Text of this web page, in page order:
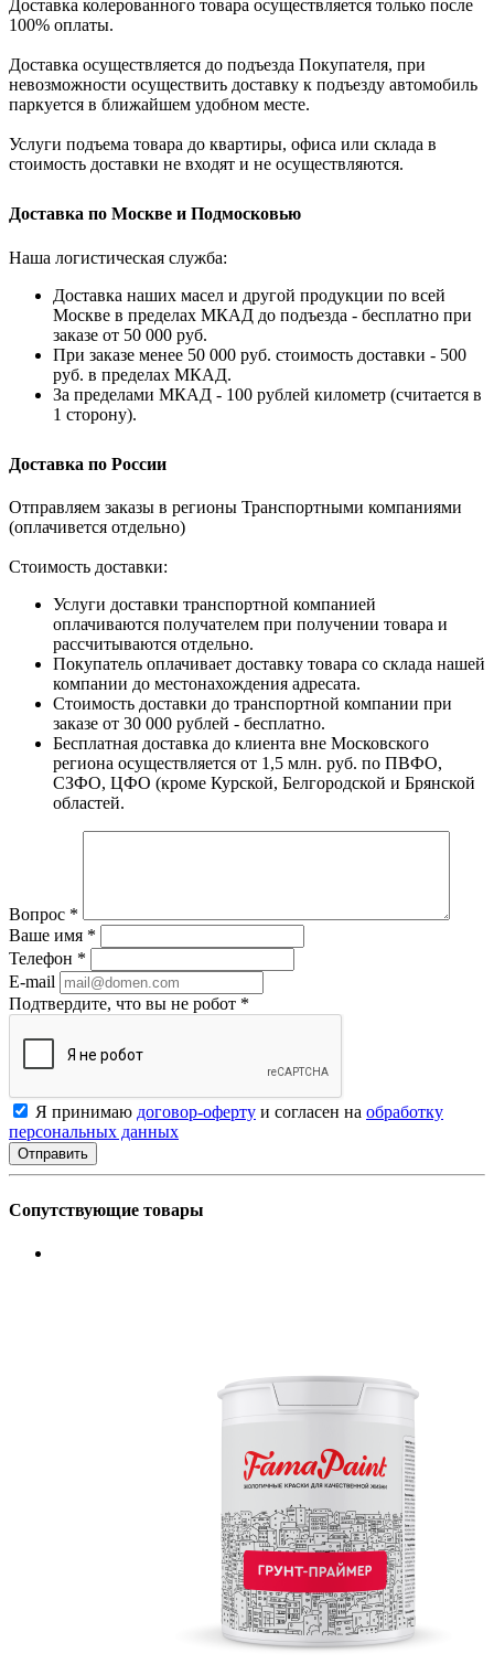
Доставка колерованного товара осуществляется только после
100% оплаты.
Доставка осуществляется до подъезда Покупателя, при
невозможности осуществить доставку к подъезду автомобиль
паркуется в ближайшем удобном месте.
Услуги подъема товара до квартиры, офиса или склада в
стоимость доставки не входят и не осуществляются.
Доставка по Москве и Подмосковью
Наша логистическая служба:
Доставка наших масел и другой продукции по всей
Москве в пределах МКАД до подъезда - бесплатно при
заказе от 50 000 руб.
При заказе менее 50 000 руб. стоимость доставки - 500
руб. в пределах МКАД.
За пределами МКАД - 100 рублей километр (считается в
1 сторону).
Доставка по России
Отправляем заказы в регионы Транспортными компаниями
(оплачивется отдельно)
Стоимость доставки:
Услуги доставки транспортной компанией
оплачиваются получателем при получении товара и
рассчитываются отдельно.
Покупатель оплачивает доставку товара со склада нашей
компании до местонахождения адресата.
Стоимость доставки до транспортной компании при
заказе от 30 000 рублей - бесплатно.
Бесплатная доставка до клиента вне Московского
региона осуществляется от 1,5 млн. руб. по ПВФО,
СЗФО, ЦФО (кроме Курской, Белгородской и Брянской
областей.
Вопрос *
Ваше имя *
Телефон *
E-mail
Подтвердите, что вы не робот *
Я принимаю договор-оферту и согласен на обработку
персональных данных
Сопутствующие товары